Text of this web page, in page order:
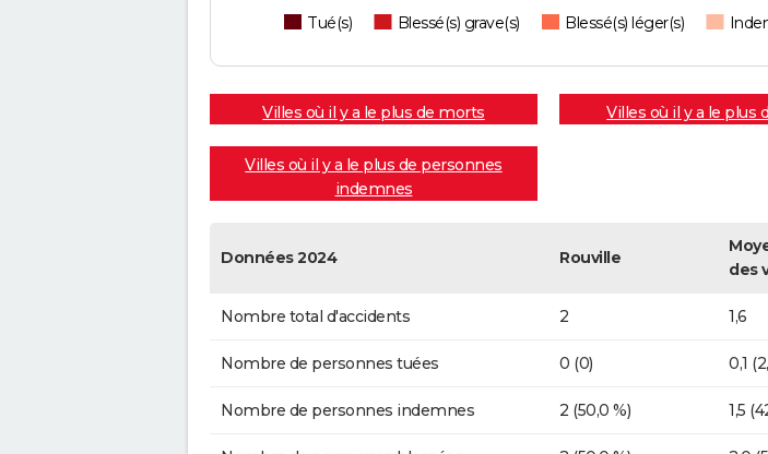
Tué(s) Blessé(s) grave(s) Blessé(s) léger(s)
Villes où il y a le plus de morts Villes où il y a le plus
Villes où il y a le plus de personnes
indemnes
Données 2024 Rouville
des
Nombre total d'accidents 2 1,6
Nombre de personnes tuées 0 (0) 0,1
Nombre de personnes indemnes 2 (50,0 %) 1,5